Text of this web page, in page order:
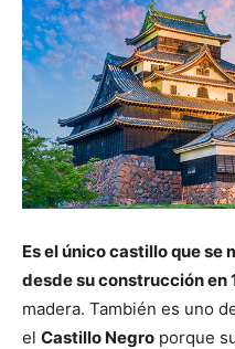
Es el único castillo que
desde su construcción en
madera. También es uno
el Castillo Negro porque